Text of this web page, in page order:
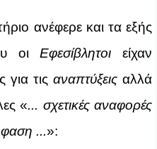
ανέφερε και τα εξής
οιΕφεσίβλητοι είχαν
για τις αναπτύξεις αλλά
«... σχετικές αναφορές
...»: